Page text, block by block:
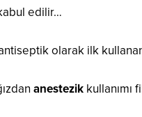
edilir…
olarak ilk
anestezik kullanımı